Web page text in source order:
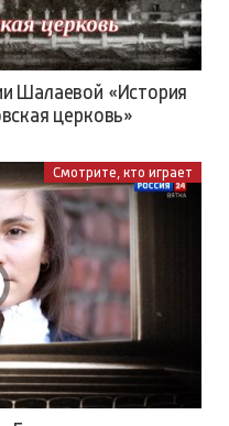
Шалаевой «История
церковь»
Смотрите, кто играет